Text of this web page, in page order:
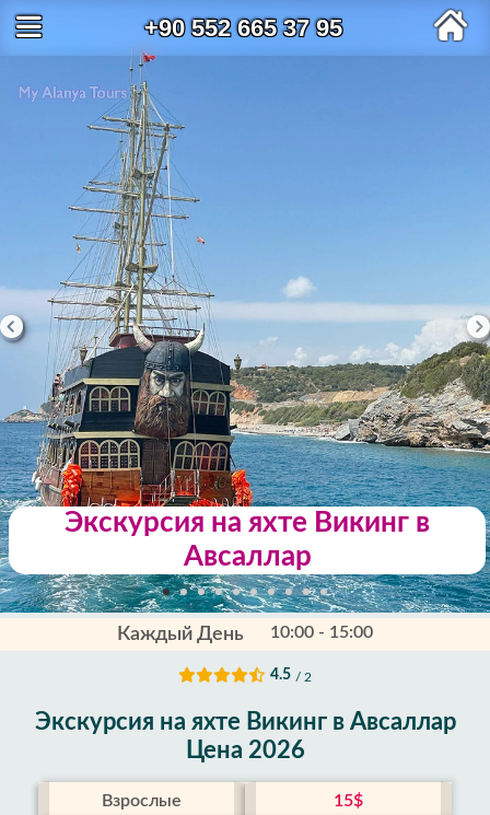
+90 552 665 37 95
Экскурсия на яхте Викинг в
Авсаллар
Каждый День 10:00 - 15:00
4.5 / 2
Экскурсия на яхте Викинг в Авсаллар
Цена 2026
Взрослые 15$